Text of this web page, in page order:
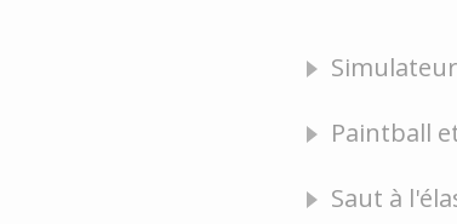
Paintball
Saut à